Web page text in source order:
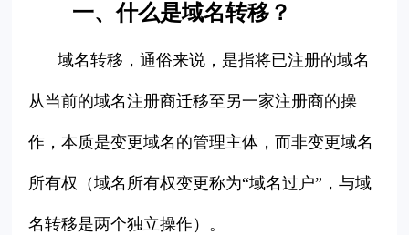
一、什么是域名转移？
域名转移，通俗来说，是指将已注册的域名
从当前的域名注册商迁移至另一家注册商的操
作，本质是变更域名的管理主体，而非变更域名
所有权（域名所有权变更称为“域名过户”，与域
名转移是两个独立操作）。